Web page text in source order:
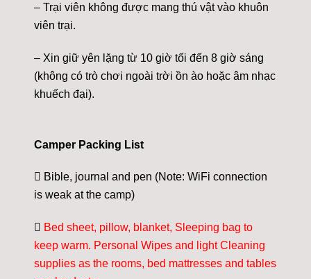
– Trại viên không được mang thú vật vào khuôn
viên trại.
– Xin giữ yên lặng từ 10 giờ tối đến 8 giờ sáng
(không có trò chơi ngoài trời ồn ào hoặc âm nhạc
khuếch đại).
Camper Packing List
 Bible, journal and pen (Note: WiFi connection
is weak at the camp)
 Bed sheet, pillow, blanket, Sleeping bag to
keep warm. Personal Wipes and light Cleaning
supplies as the rooms, bed mattresses and tables